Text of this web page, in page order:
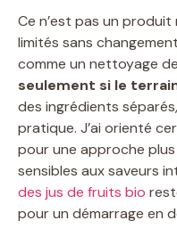
Ce n’est pas un
limités sans
comme un nettoyage
seulement si le
des ingrédients
pratique. J’ai orienté
pour une approche
sensibles aux saveurs
des jus de fruits bio
pour un démarrage en